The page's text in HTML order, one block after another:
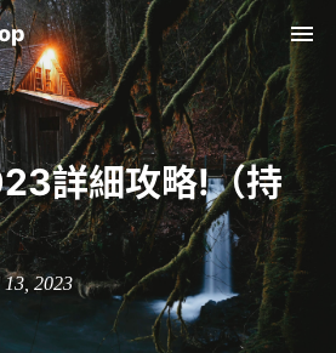
詳細攻略!（持
13, 2023